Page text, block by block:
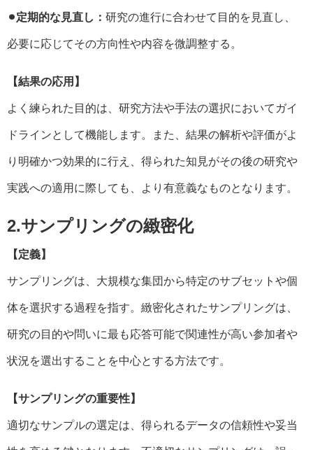
⚫︎定期的な見直し： 研究の進行に合わせて目的を見直し、
必要に応じてその方向性や内容を微調整する。
【結果の応用】
よく練られた目的は、研究方法や手法の選択においてガイ
ドラインとして機能します。また、結果の解析や評価がよ
り明確かつ効果的に行え、得られた知見がその後の研究や
実践への適用に際しても、より有意義なものとなります。
2.サンプリングの緻密化
【定義】
サンプリングは、大規模な集団から特定のサブセットや個
体を選択する過程を指す。緻密化されたサンプリングは、
研究の目的や問いに最も応答可能で関連性が高い参加者や
状況を選出することを中心とする方法です。
【サンプリングの重要性】
適切なサンプルの選定は、得られるデータの信頼性や妥当